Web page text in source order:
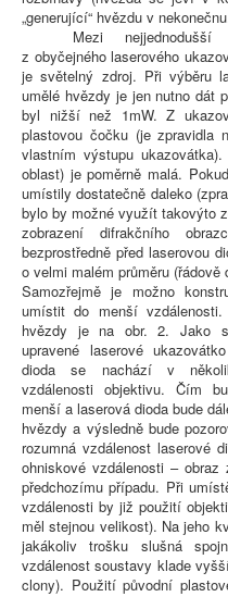
„generující“ hvězdu v
Mezi
z obyčejného laserového
je světelný zdroj. Při výběru
umělé hvězdy je jen nutno dát
byl nižší než 1mW. Z
plastovou čočku (je zpravidla
vlastním výstupu
oblast) je poměrně malá.
umístily dostatečně daleko
bylo by možné využít takovýto
zobrazení difrakčního
bezprostředně před laserovou
o velmi malém průměru (řádově
Samozřejmě je možno
umístit do menší vzdálenosti.
hvězdy je na obr. 2. Jako
upravené laserové
dioda se nachází v
vzdálenosti objektivu. Čím
menší a laserová dioda bude
hvězdy a výsledně bude
rozumná vzdálenost laserové
ohniskové vzdálenosti –
předchozímu případu. Při
vzdálenosti by již použití
měl stejnou velikost). Na jeho
jakákoliv trošku slušná
vzdálenost soustavy klade
clony). Použití původní